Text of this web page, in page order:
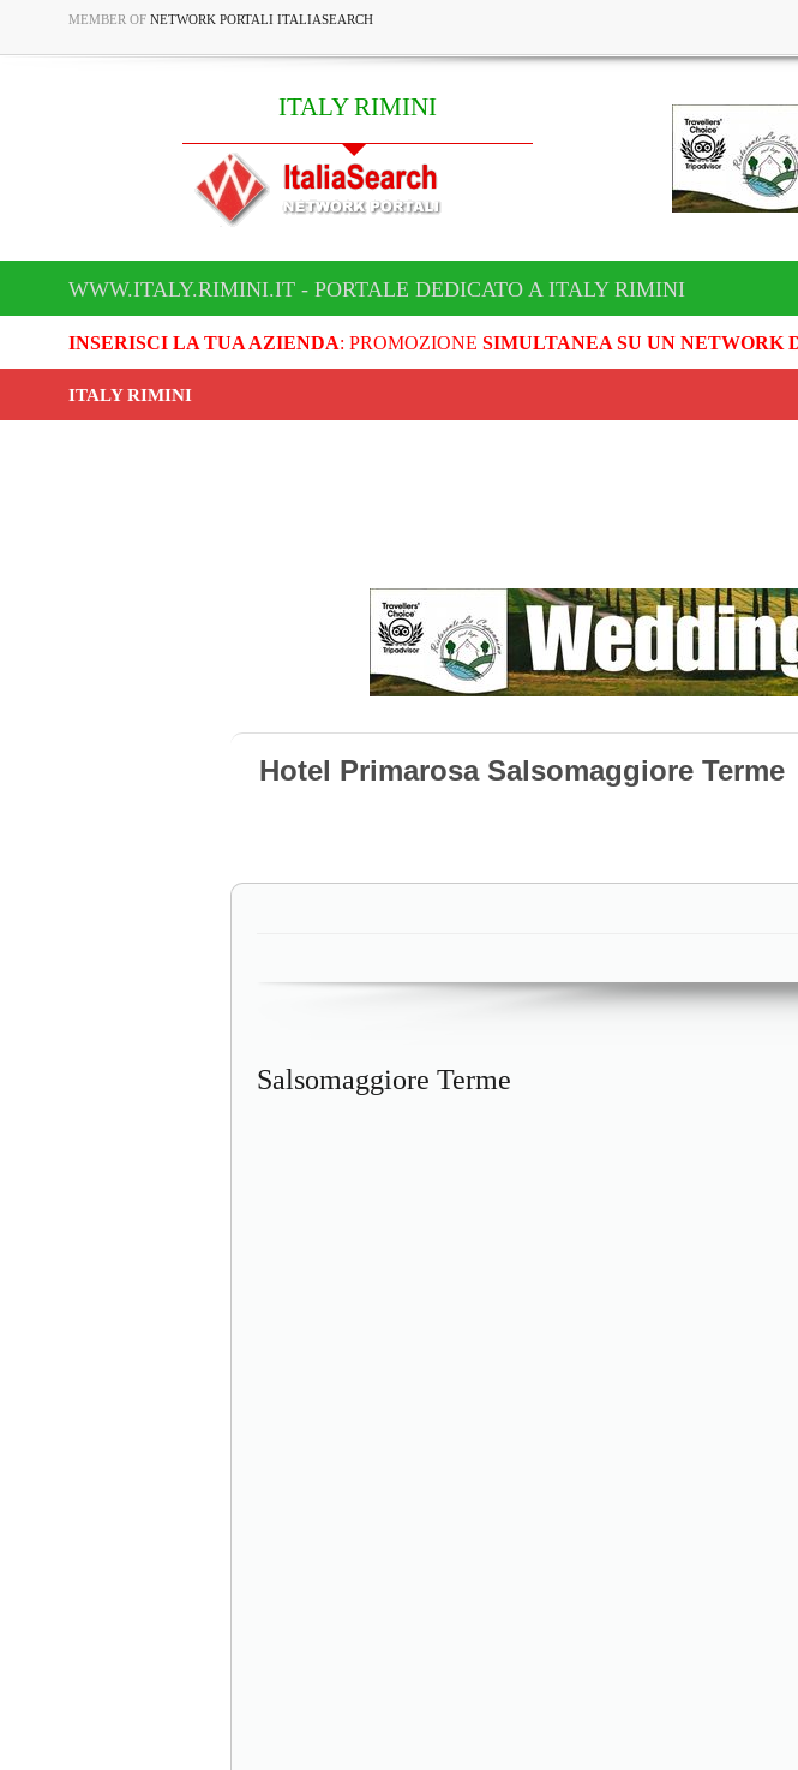
MEMBER OF NETWORK PORTALI ITALIASEARCH
ITALY RIMINI
WWW.ITALY.RIMINI.IT - PORTALE DEDICATO A ITALY RIMINI
INSERISCI LA TUA AZIENDA: PROMOZIONE SIMULTANEA SU UN NETWORK
ITALY RIMINI
Hotel Primarosa Salsomaggiore Terme
Salsomaggiore Terme